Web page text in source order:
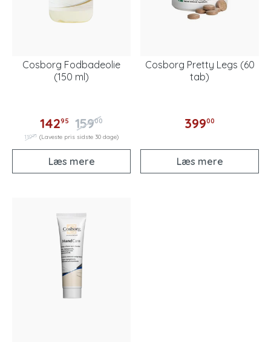
Cosborg Fodbadeolie
(150 ml)
14295 15900
11925 (Laveste pris sidste 30 dage)
Læs mere
Cosborg Pretty Legs (60
tab)
39900
Læs mere